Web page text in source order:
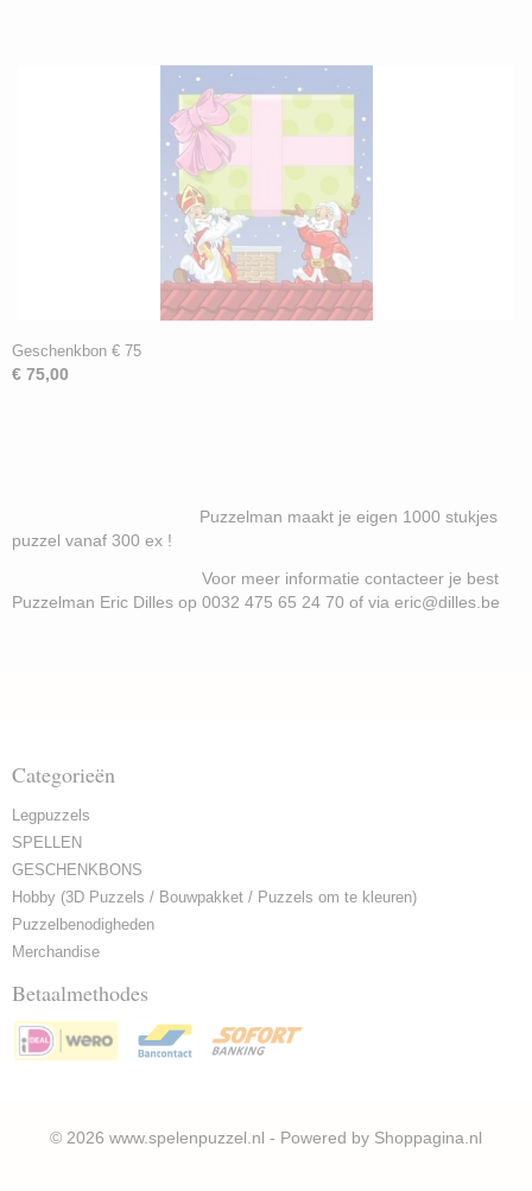
Geschenkbon € 75
€ 75,00
Puzzelman maakt je eigen 1000 stukjes
puzzel vanaf 300 ex !
Voor meer informatie contacteer je best
Puzzelman Eric Dilles op 0032 475 65 24 70 of via eric@dilles.be
Categorieën
Legpuzzels
SPELLEN
GESCHENKBONS
Hobby (3D Puzzels / Bouwpakket / Puzzels om te kleuren)
Puzzelbenodigheden
Merchandise
Betaalmethodes
© 2026 www.spelenpuzzel.nl - Powered by Shoppagina.nl